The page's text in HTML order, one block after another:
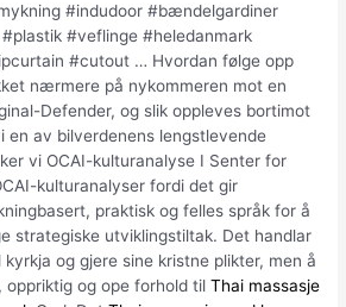
#indudoor #bændelgardiner
#veflinge #heledanmark
#cutout … Hvordan følge opp
nærmere på nykommeren mot en
Defender, og slik oppleves bortimot
en av bilverdenens lengstlevende
vi OCAI-kulturanalyse I Senter for
kulturanalyser fordi det gir
praktisk og felles språk for å
strategiske utviklingstiltak. Det handlar
og gjere sine kristne plikter, men å
og ope forhold tilThai massasje